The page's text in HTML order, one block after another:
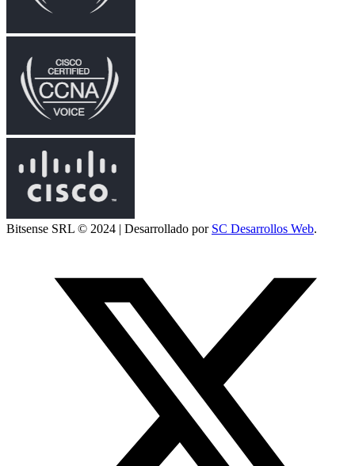
Bitsense SRL © 2024 | Desarrollado por SC Desarrollos Web.